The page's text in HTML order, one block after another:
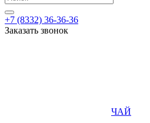
+7 (8332) 36-36-36
Заказать звонок
ЧАЙ